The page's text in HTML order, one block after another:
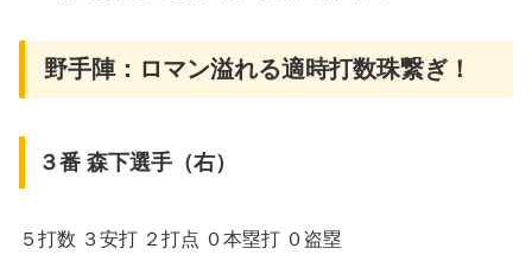
野手陣：ロマン溢れる適時打数珠繋ぎ！
３番 森下選手（右）
５打数 ３安打 ２打点 ０本塁打 ０盗塁